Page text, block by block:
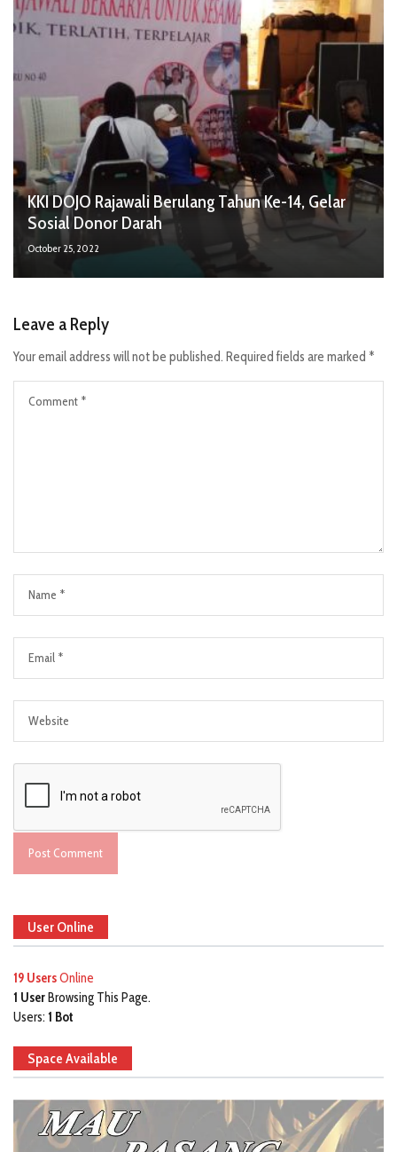
KKI DOJO Rajawali Berulang Tahun Ke-14, Gelar
Sosial Donor Darah
October 25, 2022
Leave a Reply
Your email address will not be published. Required fields are marked *
User Online
19 UsersOnline
1 UserBrowsing This Page.
Users: 1 Bot
Space Available